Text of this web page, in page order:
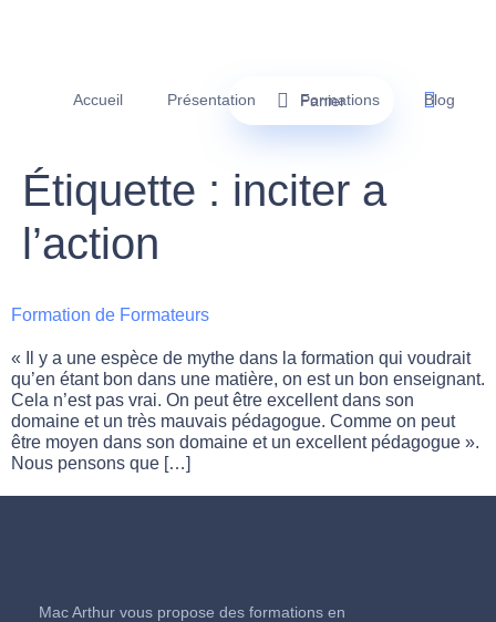
Accueil Présentation Formations Blog
Panier
Étiquette : inciter a
l’action
Formation de Formateurs
« Il y a une espèce de mythe dans la formation qui voudrait
qu’en étant bon dans une matière, on est un bon enseignant.
Cela n’est pas vrai. On peut être excellent dans son
domaine et un très mauvais pédagogue. Comme on peut
être moyen dans son domaine et un excellent pédagogue ».
Nous pensons que […]
Mac Arthur vous propose des formations en